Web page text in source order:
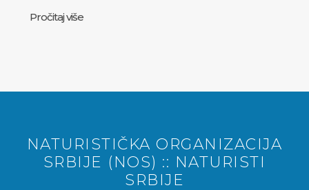
Pročitaj više
NATURISTIČKA ORGANIZACIJA
SRBIJE (NOS) :: NATURISTI
SRBIJE